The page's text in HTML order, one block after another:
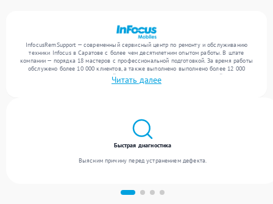
InfocusRemSupport — современный сервисный центр по ремонту и обслуживанию
техники Infocus в Саратове с более чем десятилетним опытом работы. В штате
компании — порядка 18 мастеров с профессиональной подготовкой. За время работы
обслужено более 10 000 клиентов, а также выполнено выполнено более 12 000
ремонтов. Ежемесячно в сервисный центр поступает более 300 обращений, включая , ,
. Мы устраняем поломки любой сложности и поддерживаем высокий стандарт
Читать далее
Быстрая диагностика
Выясним причину перед устранением дефекта.